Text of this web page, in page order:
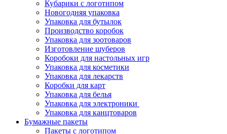
Кубарики с логотипом
Новогодняя упаковка
Упаковка для бутылок
Производство коробок
Упаковка для зоотоваров
Изготовление шуберов
Коробоки для настольных игр
Упаковка для косметики
Упаковка для лекарств
Коробки для карт
Упаковка для белья
Упаковка для электроники
Упаковка для канцтоваров
Бумажные пакеты
Пакеты с логотипом